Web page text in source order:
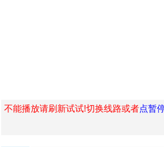
不能播放请刷新试试!切换线路或者点暂